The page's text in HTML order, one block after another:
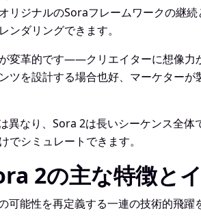
リジナルのSoraフレームワークの継
ンダリングできます。
変革的です——クリエイターに想像力
ツを設計する場合也好、マーケター
異なり、Sora 2は長いシーケンス全
でシミュレートできます。
2の主な特徴と
可能性を再定義する一連の技術的飛